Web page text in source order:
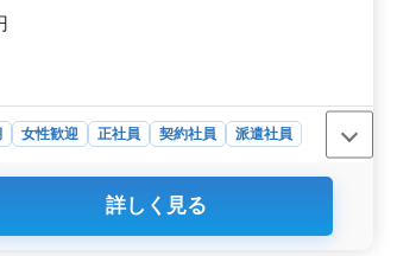
女性歓迎 正社員 契約社員
派遣社員
す。中高年の方も活躍中で、年齢関係な
詳しく見る